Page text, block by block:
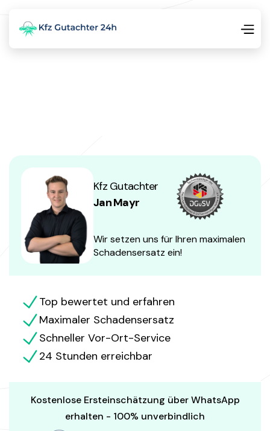
Kfz Gutachter
Jan Mayr
Wir setzen uns für Ihren maximalen
Schadensersatz ein!
Top bewertet und erfahren
Maximaler Schadensersatz
Schneller Vor-Ort-Service
24 Stunden erreichbar
Kostenlose Ersteinschätzung über WhatsApp
erhalten - 100% unverbindlich